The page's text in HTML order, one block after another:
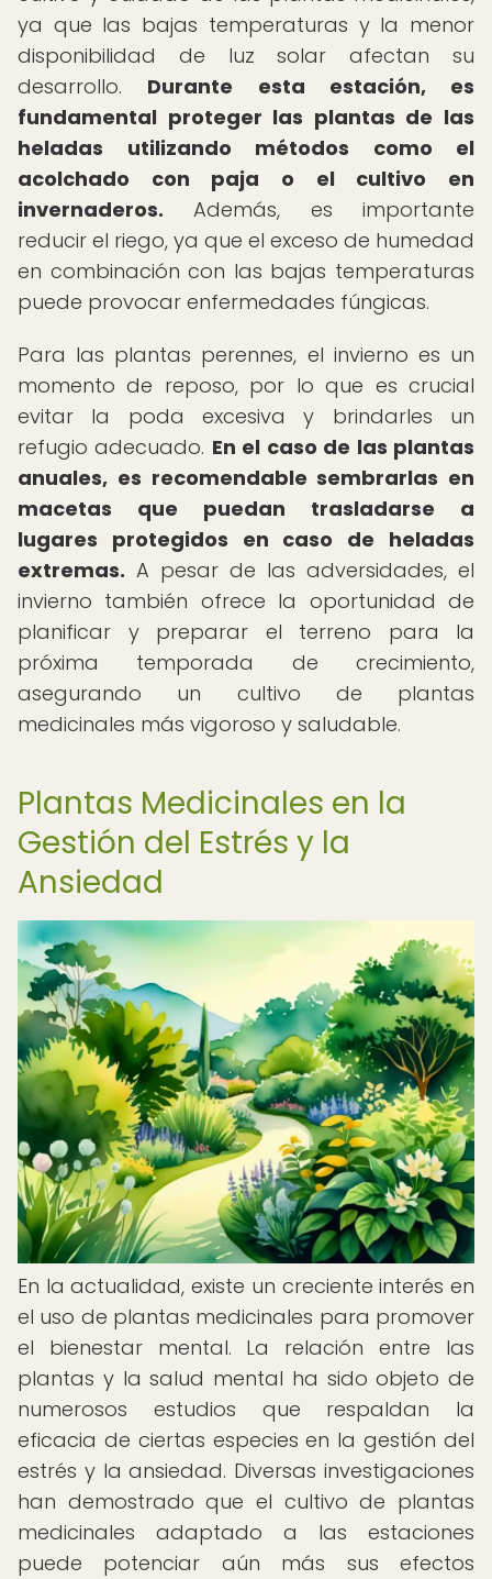
ya que las bajas temperaturas y la menor
disponibilidad de luz solar afectan su
desarrollo. Durante esta estación, es
fundamental proteger las plantas de las
heladas utilizando métodos como el
acolchado con paja o el cultivo en
invernaderos. Además, es importante
reducir el riego, ya que el exceso de humedad
en combinación con las bajas temperaturas
puede provocar enfermedades fúngicas.
Para las plantas perennes, el invierno es un
momento de reposo, por lo que es crucial
evitar la poda excesiva y brindarles un
refugio adecuado. En el caso de las plantas
anuales, es recomendable sembrarlas en
macetas que puedan trasladarse a
lugares protegidos en caso de heladas
extremas. A pesar de las adversidades, el
invierno también ofrece la oportunidad de
planificar y preparar el terreno para la
próxima temporada de crecimiento,
asegurando un cultivo de plantas
medicinales más vigoroso y saludable.
Plantas Medicinales en la
Gestión del Estrés y la
Ansiedad
En la actualidad, existe un creciente interés en
el uso de plantas medicinales para promover
el bienestar mental. La relación entre las
plantas y la salud mental ha sido objeto de
numerosos estudios que respaldan la
eficacia de ciertas especies en la gestión del
estrés y la ansiedad. Diversas investigaciones
han demostrado que el cultivo de plantas
medicinales adaptado a las estaciones
puede potenciar aún más sus efectos